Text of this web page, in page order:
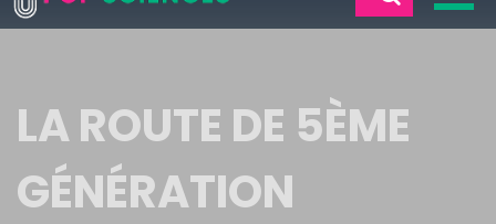
LA ROUTE DE 5ÈME
GÉNÉRATION